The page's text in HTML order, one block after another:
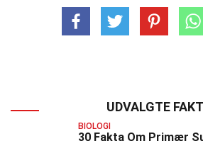
UDVALGTE
BIOLOGI
30 Fakta Om Primær